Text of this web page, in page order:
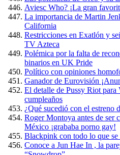
Aviesc Who? ¡La gran
La importancia de Martin
California
Restricciones en Exatlón y
TV Azteca
Polémica por la falta de
binarios en UK Pride
Político con opiniones
Ganador de Eurovisión
El detalle de Pussy Riot
cumpleaños
¿Qué sucedió con el estreno
Roger Montoya antes de ser
México ¡grababa porno gay!
Blackpink con todo lo que se
Conoce a Jun Hae In , la